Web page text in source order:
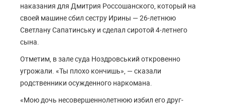
наказания для Дмитрия Россошанского, который на
своей машине сбил сестру Ирины — 26-летнюю
Светлану Сапатинську и сделал сиротой 4-летнего
сына.
Отметим, в зале суда Ноздровський откровенно
угрожали. «Ты плохо кончишь», — сказали
родственники осужденного наркомана.
«Мою дочь несовершеннолетнюю избил его друг-